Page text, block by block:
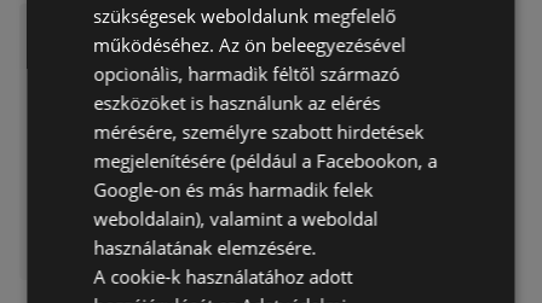
Bevásárló hétvége Kisalföld
Akciós újság
Lejárat dátuma: 2026.06.28
Távolság: 0,91 km
szükségesek weboldalunk megfelelő
működéséhez. Az ön beleegyezésével
opcionális, harmadik féltől származó
eszközöket is használunk az elérés
mérésére, személyre szabott hirdetések
megjelenítésére (például a Facebookon, a
Google-on és más harmadik felek
weboldalain), valamint a weboldal
használatának elemzésére.
A cookie-k használatához adott